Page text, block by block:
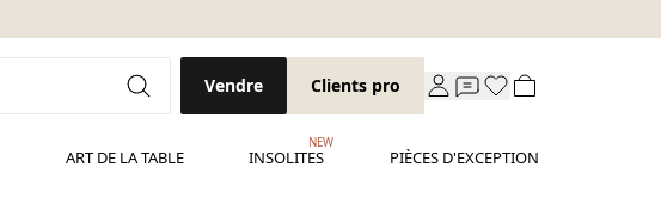
Vendre Clients pro
ART DE LA TABLE INSOLITES
NEW
PIÈCES D'EXCEPTION